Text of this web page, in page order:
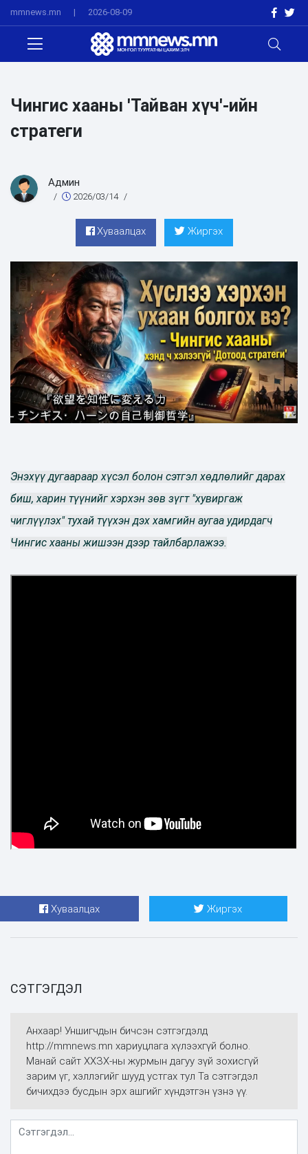
mmnews.mn | 2026-08-09
Чингис хааны 'Тайван хүч'-ийн
стратеги
Админ
/ 2026/03/14 /
Хуваалцах Жиргэх
Энэхүү дугаараар хүсэл болон сэтгэл хөдлөлийг дарах
биш, харин түүнийг хэрхэн зөв зүгт "хувиргаж
чиглүүлэх" тухай түүхэн дэх хамгийн аугаа удирдагч
Чингис хааны жишээн дээр тайлбарлажээ.
Хуваалцах Жиргэх
СЭТГЭГДЭЛ
Анхаар! Уншигчдын бичсэн сэтгэгдэлд
http://mmnews.mn хариуцлага хүлээхгүй болно.
Манай сайт ХХЗХ-ны журмын дагуу зүй зохисгүй
зарим үг, хэллэгийг шууд устгах тул Та сэтгэгдэл
бичихдээ бусдын эрх ашгийг хүндэтгэн үзнэ үү.